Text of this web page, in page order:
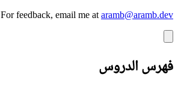
For feedback, email me at aramb@aramb.dev
فهرس الدروس